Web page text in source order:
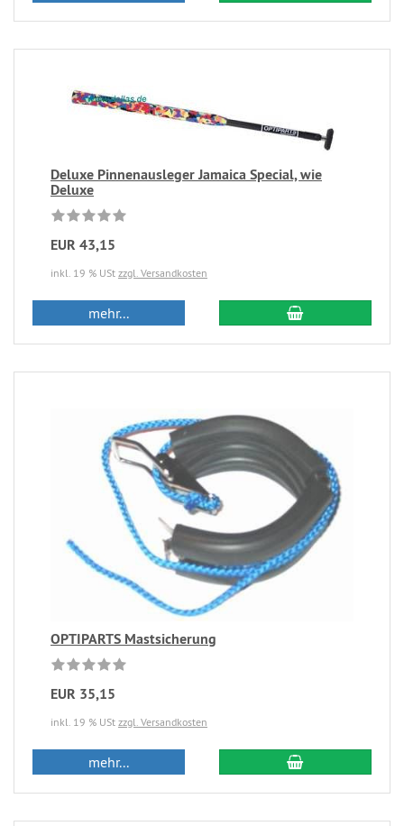
Deluxe Pinnenausleger Jamaica Special, wie
Deluxe
EUR 43,15
inkl. 19 % USt zzgl. Versandkosten
mehr...
OPTIPARTS Mastsicherung
EUR 35,15
inkl. 19 % USt zzgl. Versandkosten
mehr...